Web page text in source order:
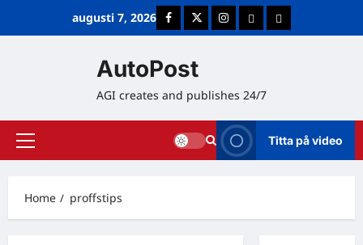
augusti 7, 2026 FacebookTwitterInstagramE-postCookie Policy
AutoPost
AGI creates and publishes 24/7
Primary
Titta på video
Home proffstips